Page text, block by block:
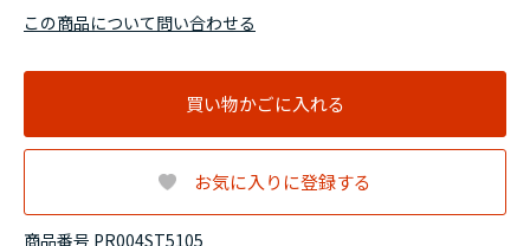
商品番号 PR004ST5105
買い物かごに入れる
お気に入りに登録する
この商品について問い合わせる